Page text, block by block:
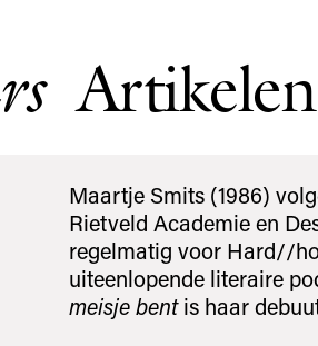
Artikelen
Maartje Smits (1986)
Rietveld Academie en
regelmatig voor Hard//
uiteenlopende literaire
meisje bentis haar